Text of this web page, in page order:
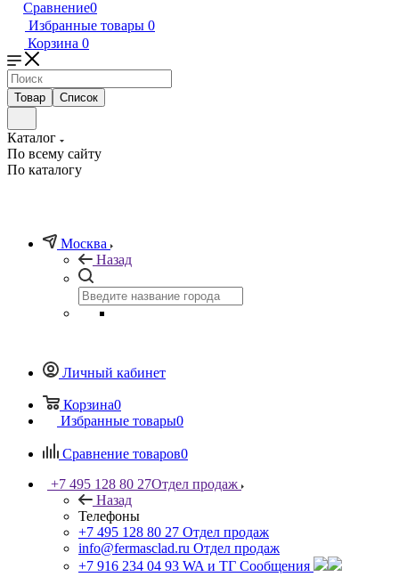
Сравнение0
Избранные товары 0
Корзина 0
Товар Список
Каталог
По всему сайту
По каталогу
Москва
Назад
Личный кабинет
Корзина0
Избранные товары0
Сравнение товаров0
+7 495 128 80 27Отдел продаж
Назад
Телефоны
+7 495 128 80 27 Отдел продаж
info@fermasclad.ru Отдел продаж
+7 916 234 04 93 WA и ТГ Сообщения